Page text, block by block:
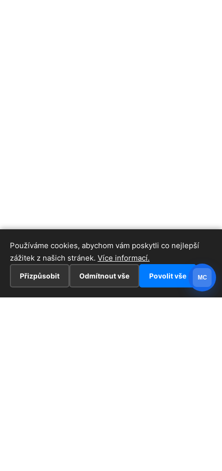
Používáme cookies, abychom vám poskytli co nejlepší
zážitek z našich stránek. Více informací.
Přizpůsobit Odmítnout vše Povolit vše MC